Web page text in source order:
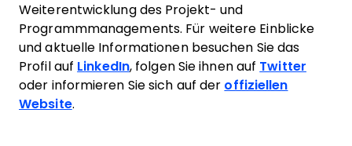
Weiterentwicklung des Projekt- und
Programmmanagements. Für weitere Einblicke
und aktuelle Informationen besuchen Sie das
Profil auf LinkedIn, folgen Sie ihnen auf Twitter
oder informieren Sie sich auf der offiziellen
Website.